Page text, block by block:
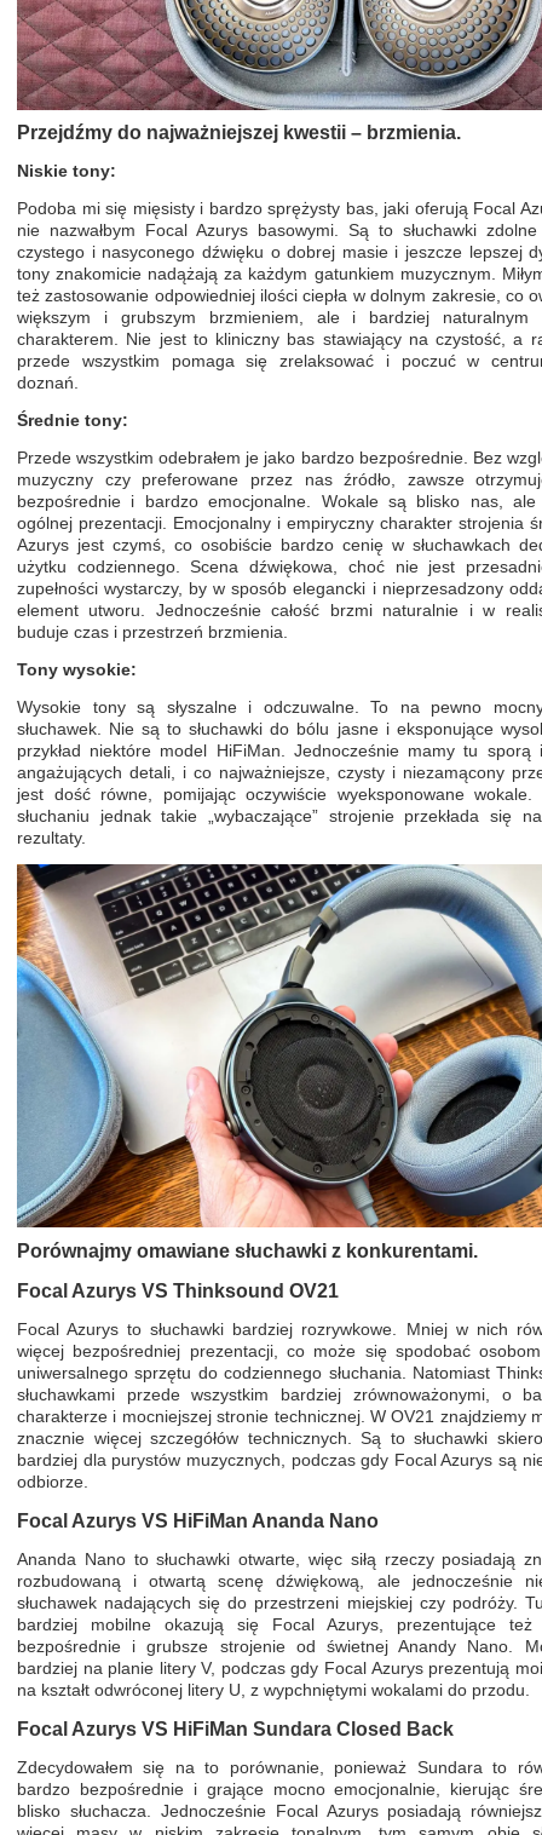
Przejdźmy do najważniejszej kwestii – brzmienia.
Niskie tony:
Podoba mi się mięsisty i bardzo sprężysty bas, jaki oferują Focal
nie nazwałbym Focal Azurys basowymi. Są to słuchawki
czystego i nasyconego dźwięku o dobrej masie i jeszcze lepszej
tony znakomicie nadążają za każdym gatunkiem muzycznym.
też zastosowanie odpowiedniej ilości ciepła w dolnym zakresie, co
większym i grubszym brzmieniem, ale i bardziej naturalnym
charakterem. Nie jest to kliniczny bas stawiający na czystość, a
przede wszystkim pomaga się zrelaksować i poczuć w
doznań.
Średnie tony:
Przede wszystkim odebrałem je jako bardzo bezpośrednie. Bez
muzyczny czy preferowane przez nas źródło, zawsze
bezpośrednie i bardzo emocjonalne. Wokale są blisko nas, ale
ogólnej prezentacji. Emocjonalny i empiryczny charakter strojenia
Azurys jest czymś, co osobiście bardzo cenię w słuchawkach
użytku codziennego. Scena dźwiękowa, choć nie jest
zupełności wystarczy, by w sposób elegancki i nieprzesadzony
element utworu. Jednocześnie całość brzmi naturalnie i w
buduje czas i przestrzeń brzmienia.
Tony wysokie:
Wysokie tony są słyszalne i odczuwalne. To na pewno
słuchawek. Nie są to słuchawki do bólu jasne i eksponujące
przykład niektóre model HiFiMan. Jednocześnie mamy tu sporą
angażujących detali, i co najważniejsze, czysty i niezamącony
jest dość równe, pomijając oczywiście wyeksponowane wokale.
słuchaniu jednak takie „wybaczające” strojenie przekłada się
rezultaty.
Porównajmy omawiane słuchawki z konkurentami.
Focal Azurys VS Thinksound OV21
Focal Azurys to słuchawki bardziej rozrywkowe. Mniej w nich
więcej bezpośredniej prezentacji, co może się spodobać
uniwersalnego sprzętu do codziennego słuchania. Natomiast
słuchawkami przede wszystkim bardziej zrównoważonymi, o
charakterze i mocniejszej stronie technicznej. W OV21 znajdziemy
znacznie więcej szczegółów technicznych. Są to słuchawki
bardziej dla purystów muzycznych, podczas gdy Focal Azurys są
odbiorze.
Focal Azurys VS HiFiMan Ananda Nano
Ananda Nano to słuchawki otwarte, więc siłą rzeczy posiadają
rozbudowaną i otwartą scenę dźwiękową, ale jednocześnie
słuchawek nadających się do przestrzeni miejskiej czy podróży.
bardziej mobilne okazują się Focal Azurys, prezentujące też
bezpośrednie i grubsze strojenie od świetnej Anandy Nano.
bardziej na planie litery V, podczas gdy Focal Azurys prezentują
na kształt odwróconej litery U, z wypchniętymi wokalami do przodu.
Focal Azurys VS HiFiMan Sundara Closed Back
Zdecydowałem się na to porównanie, ponieważ Sundara to
bardzo bezpośrednie i grające mocno emocjonalnie, kierując
blisko słuchacza. Jednocześnie Focal Azurys posiadają